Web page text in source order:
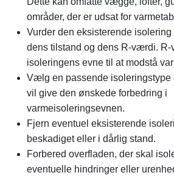
områder, der er udsat for
Vurder den eksisterende isolering
dens tilstand og dens R-værdi.
isoleringens evne til at modstå
Vælg en passende
vil give den ønskede forbedring i
varmeisoleringsevnen.
Fjern eventuel eksisterende
beskadiget eller i dårlig stand.
Forbered overfladen, der skal
eventuelle hindringer eller